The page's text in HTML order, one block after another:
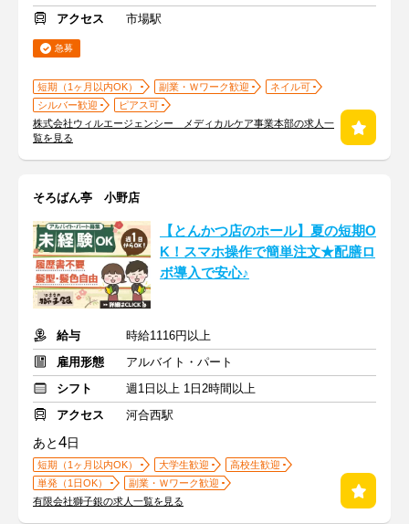
アクセス
市場駅
急募
短期（1ヶ月以内OK） 副業・Ｗワーク歓迎
ネイル可
シルバー歓迎
ピアス可
株式会社ウィルエージェンシー メディカルケア事業本部の求人一
覧を見る
そろばん亭 小野店
【とんかつ店のホール】夏の短期O
K！スマホ操作で簡単注文★配膳ロ
ボ導入で安心♪
給与
時給1116円以上
雇用形態
アルバイト・パート
シフト
週1日以上 1日2時間以上
アクセス
河合西駅
あと4日
短期（1ヶ月以内OK） 大学生歓迎
高校生歓迎
単発（1日OK）
副業・Ｗワーク歓迎
有限会社獅子銀の求人一覧を見る